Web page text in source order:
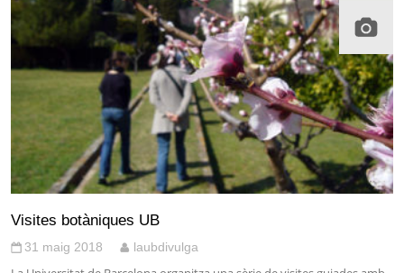
Visites botàniques UB
31 maig 2018 laubdivulga